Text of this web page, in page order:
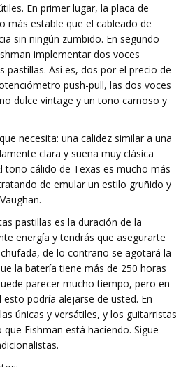
En primer lugar, la placa de
más estable que el cableado de
sin ningún zumbido. En segundo
implementar dos voces
pastillas. Así es, dos por el precio de
push-pull, las dos voces
dulce vintage y un tono carnoso y
necesita: una calidez similar a una
clara y suena muy clásica
tono cálido de Texas es mucho más
de emular un estilo gruñido y
pastillas es la duración de la
energía y tendrás que asegurarte
de lo contrario se agotará la
la batería tiene más de 250 horas
parecer mucho tiempo, pero en
podría alejarse de usted. En
únicas y versátiles, y los guitarristas
Fishman está haciendo. Sigue